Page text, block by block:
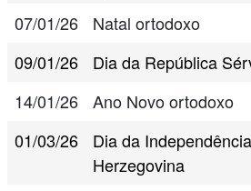
07/01/26
Natal ortodoxo
09/01/26
Dia da República
14/01/26
Ano Novo ortodoxo
01/03/26
Dia da
Herzegovina